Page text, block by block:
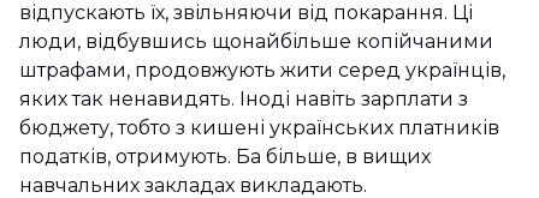
відпускають їх, звільняючи від покарання. Ці
люди, відбувшись щонайбільше копійчаними
штрафами, продовжують жити серед українців,
яких так ненавидять. Іноді навіть зарплати з
бюджету, тобто з кишені українських платників
податків, отримують. Ба більше, в вищих
навчальних закладах викладають.